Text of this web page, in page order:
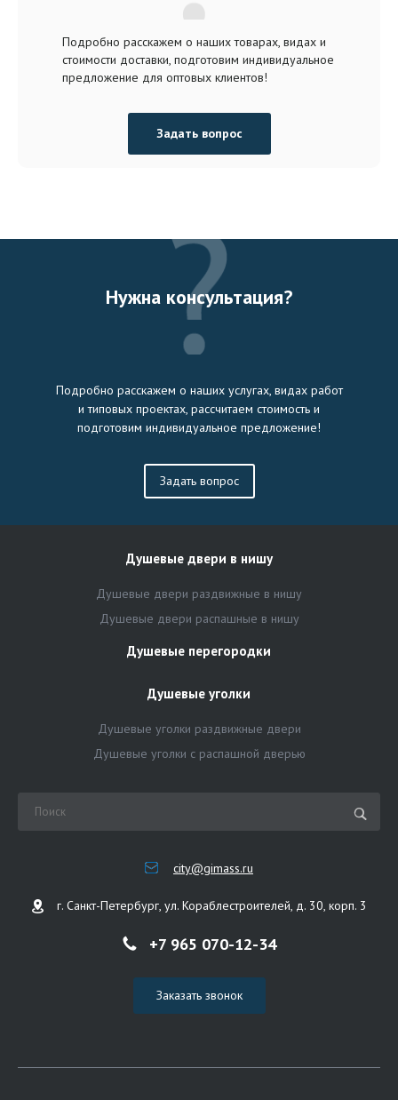
Подробно расскажем о наших товарах, видах и
стоимости доставки, подготовим индивидуальное
предложение для оптовых клиентов!
Задать вопрос
Нужна консультация?
Подробно расскажем о наших услугах, видах работ
и типовых проектах, рассчитаем стоимость и
подготовим индивидуальное предложение!
Задать вопрос
Душевые двери в нишу
Душевые двери раздвижные в нишу
Душевые двери распашные в нишу
Душевые перегородки
Душевые уголки
Душевые уголки раздвижные двери
Душевые уголки с распашной дверью
city@gimass.ru
г. Санкт-Петербург, ул. Кораблестроителей, д. 30, корп. 3
+7 965 070-12-34
Заказать звонок